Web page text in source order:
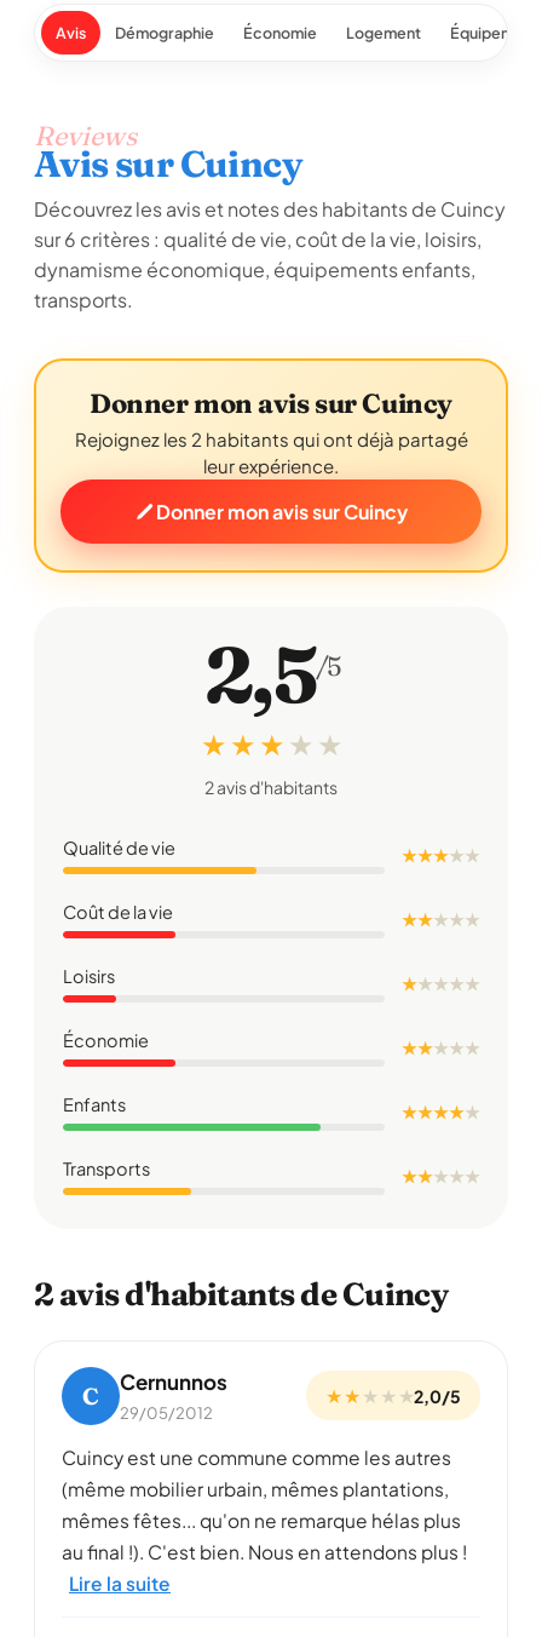
Avis Démographie Économie Logement
Reviews
Avis sur Cuincy
Découvrez les avis et notes des habitants de Cuincy
sur 6 critères : qualité de vie, coût de la vie, loisirs,
dynamisme économique, équipements enfants,
transports.
Donner mon avis sur Cuincy
Rejoignez les 2 habitants qui ont déjà partagé
leur expérience.
Donner mon avis sur Cuincy
2,5/5
★ ★ ★ ★ ★
2 avis d'habitants
Qualité de vie ★ ★ ★★★
Coût de la vie ★ ★★★★
Loisirs ★★★★★
Économie ★ ★★★★
Enfants ★ ★ ★ ★★
Transports ★ ★★★★
2 avis d'habitants de Cuincy
C Cernunnos
29/05/2012
★ ★★ ★ ★2,0/5
Cuincy est une commune comme les autres
(même mobilier urbain, mêmes plantations,
mêmes fêtes... qu'on ne remarque hélas plus
au final !). C'est bien. Nous en attendons plus !
Lire la suite